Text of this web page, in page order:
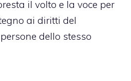
il volto e la voce per
ai diritti del
dello stesso